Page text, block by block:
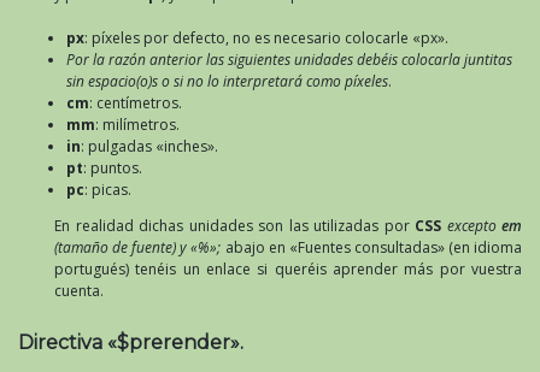
px: píxeles por defecto, no es necesario colocarle «px».
Por la razón anterior las siguientes unidades debéis colocarla juntitas
sin espacio(o)s o si no lo interpretará como píxeles.
cm: centímetros.
mm: milímetros.
in: pulgadas «inches».
pt: puntos.
pc: picas.
En realidad dichas unidades son las utilizadas por CSS excepto em
(tamaño de fuente) y «%»; abajo en «Fuentes consultadas» (en idioma
portugués) tenéis un enlace si queréis aprender más por vuestra
cuenta.
Directiva «$prerender».